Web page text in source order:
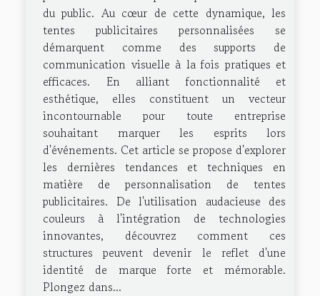
du public. Au cœur de cette dynamique, les
tentes publicitaires personnalisées se
démarquent comme des supports de
communication visuelle à la fois pratiques et
efficaces. En alliant fonctionnalité et
esthétique, elles constituent un vecteur
incontournable pour toute entreprise
souhaitant marquer les esprits lors
d'événements. Cet article se propose d'explorer
les dernières tendances et techniques en
matière de personnalisation de tentes
publicitaires. De l'utilisation audacieuse des
couleurs à l'intégration de technologies
innovantes, découvrez comment ces
structures peuvent devenir le reflet d'une
identité de marque forte et mémorable.
Plongez dans...